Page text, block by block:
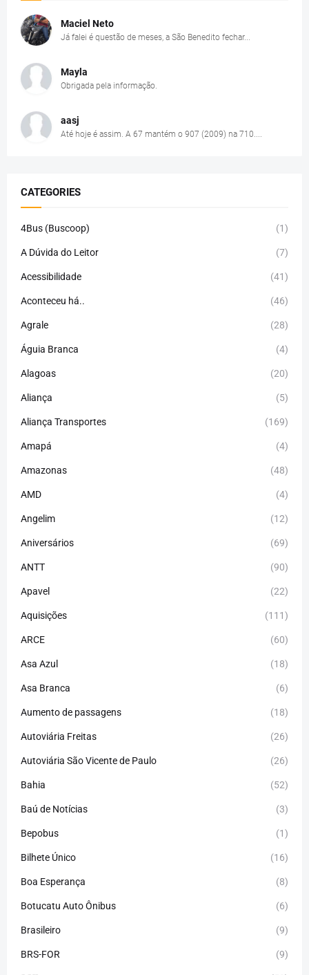
Maciel Neto
Já falei é questão de meses, a São Benedito fechar...
Mayla
Obrigada pela informação.
aasj
Até hoje é assim. A 67 mantém o 907 (2009) na 710....
CATEGORIES
4Bus (Buscoop) (1)
A Dúvida do Leitor (7)
Acessibilidade (41)
Aconteceu há.. (46)
Agrale (28)
Águia Branca (4)
Alagoas (20)
Aliança (5)
Aliança Transportes (169)
Amapá (4)
Amazonas (48)
AMD (4)
Angelim (12)
Aniversários (69)
ANTT (90)
Apavel (22)
Aquisições (111)
ARCE (60)
Asa Azul (18)
Asa Branca (6)
Aumento de passagens (18)
Autoviária Freitas (26)
Autoviária São Vicente de Paulo (26)
Bahia (52)
Baú de Notícias (3)
Bepobus (1)
Bilhete Único (16)
Boa Esperança (8)
Botucatu Auto Ônibus (6)
Brasileiro (9)
BRS-FOR (9)